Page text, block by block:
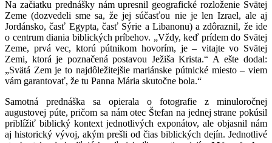
Na začiatku prednášky nám upresnil geografické rozloženie Svätej
Zeme (dozvedeli sme sa, že jej súčasťou nie je len Izrael, ale aj
Jordánsko, časť Egypta, časť Sýrie a Libanonu) a zdôraznil, že ide
o centrum diania biblických príbehov. „Vždy, keď prídem do Svätej
Zeme, prvá vec, ktorú pútnikom hovorím, je – vitajte vo Svätej
Zemi, ktorá je poznačená postavou Ježiša Krista.“ A ešte dodal:
„Svätá Zem je to najdôležitejšie mariánske pútnické miesto – viem
vám garantovať, že tu Panna Mária skutočne bola.“
Samotná prednáška sa opierala o fotografie z minuloročnej
augustovej púte, pričom sa nám otec Štefan na jednej strane pokúsil
priblížiť biblický kontext jednotlivých exponátov, ale objasnil nám
aj historický vývoj, akým prešli od čias biblických dejín. Jednotlivé